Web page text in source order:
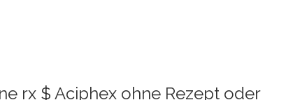
rx $ Aciphex ohne Rezept oder